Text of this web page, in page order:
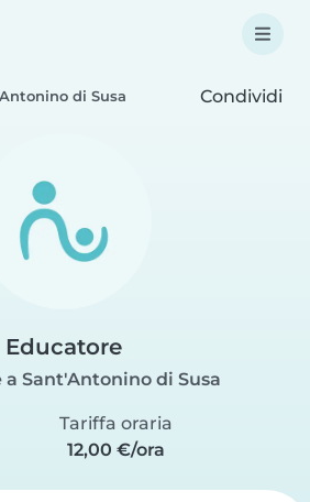
di Susa Condividi
Educatore
a Sant'Antonino di Susa
Tariffa oraria
12,00 €/ora